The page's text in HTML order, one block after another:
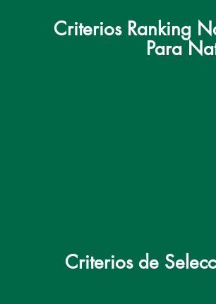
Criterios Ranking
Para
Criterios de